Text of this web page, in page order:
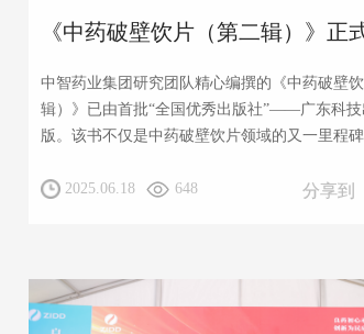
中智药业集团研究团队精心编撰的《中药破壁
辑）》已由首批“全国优秀出版社”——广东科技
版。该书不仅是中药破壁饮片领域的又一里程碑
2025.06.18
648 分享到